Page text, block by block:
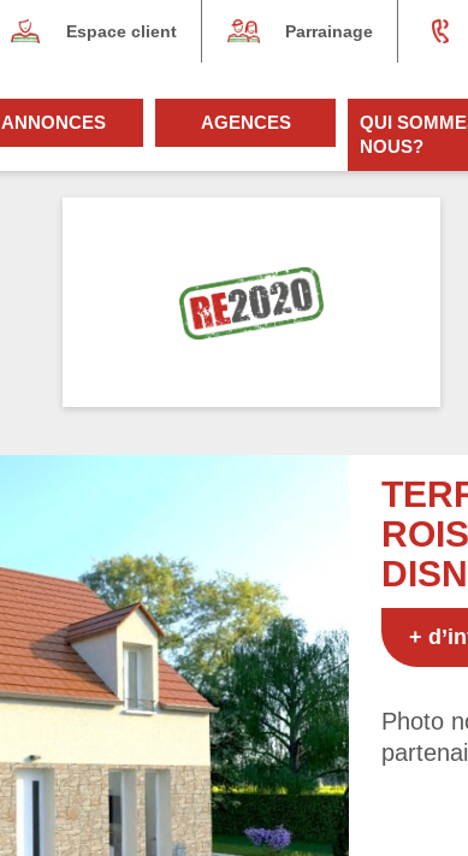
Espace client Parrainage
ANNONCES AGENCES
QUI
NOUS?
+
Photo